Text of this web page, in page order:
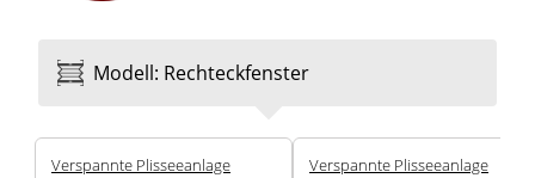
Modell: Rechteck­fenster
Ver­spannte Plissee­anlage Ver­spannte Plissee­anlage